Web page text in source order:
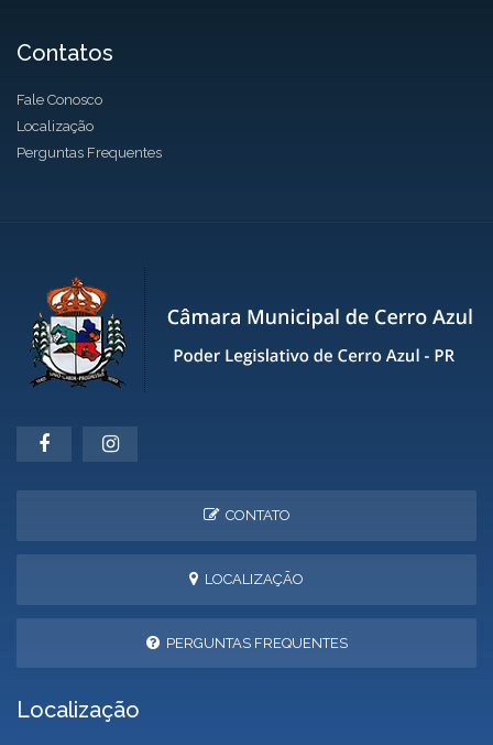
Contatos
Fale Conosco
Localização
Perguntas Frequentes
CONTATO
LOCALIZAÇÃO
PERGUNTAS FREQUENTES
Localização